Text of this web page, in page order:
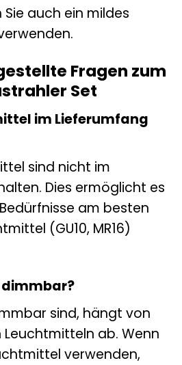
Sie auch ein mildes
Fragen zum
Set
im Lieferumfang
sind nicht im
Dies ermöglicht es
am besten
(GU10, MR16)
dimmbar?
sind, hängt von
ab. Wenn
verwenden,